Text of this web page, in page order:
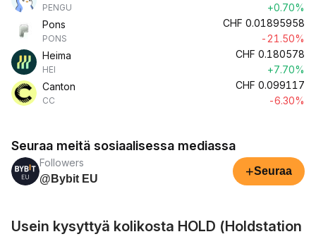
PENGU
+0.70%
Pons
PONS
CHF 0.01895958
-21.50%
Heima
HEI
CHF 0.180578
+7.70%
Canton
CC
CHF 0.099117
-6.30%
Seuraa meitä sosiaalisessa mediassa
Followers
@Bybit EU
+Seuraa
Usein kysyttyä kolikosta HOLD (Holdstation